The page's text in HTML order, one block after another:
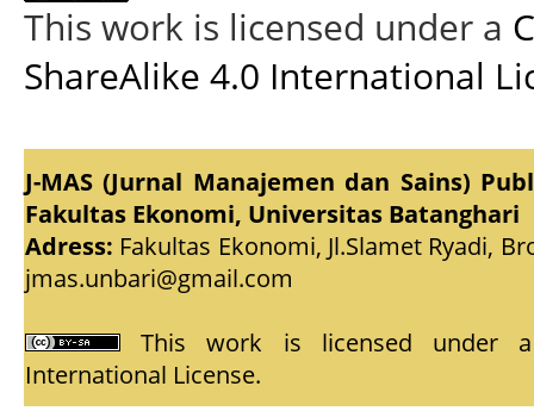
This work is licensed under a
ShareAlike 4.0 International
J-MAS (Jurnal Manajemen dan Sains)
Fakultas Ekonomi, Universitas Batanghari
Adress: Fakultas Ekonomi, Jl.Slamet Ryadi,
jmas.unbari@gmail.com
This work is licensed under
International License.